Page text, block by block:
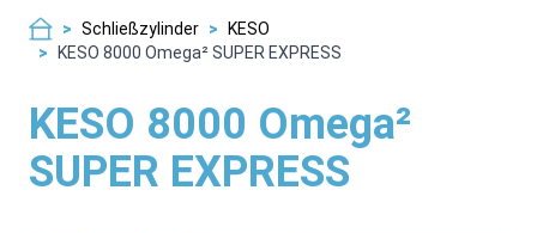
> Schließzylinder >
KESO
>
KESO 8000 Omega² SUPER EXPRESS
KESO 8000 Omega²
SUPER EXPRESS